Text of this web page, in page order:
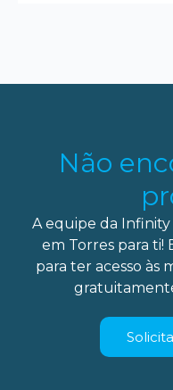
Não
A equipe da Infinity
em Torres para
para ter acesso às